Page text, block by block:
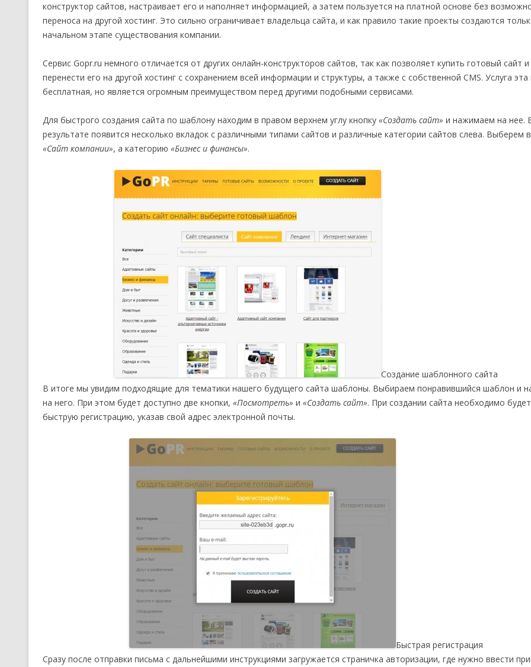
конструктор сайтов, настраивает его и наполняет информацией, а затем пользуется на платной основе без
переноса на другой хостинг. Это сильно ограничивает владельца сайта, и как правило такие проекты создаются
начальном этапе существования компании.
Сервис Gopr.ru немного отличается от других онлайн-конструкторов сайтов, так как позволяет купить готовый сайт и
перенести его на другой хостинг с сохранением всей информации и структуры, а также с собственной CMS. Услуга эта
бесплатная, но является огромным преимуществом перед другими подобными сервисами.
Для быстрого создания сайта по шаблону находим в правом верхнем углу кнопку «Создать сайт» и нажимаем на нее.
результате появится несколько вкладок с различными типами сайтов и различные категории сайтов слева. Выберем
«Сайт компании», а категорию «Бизнес и финансы».
Создание шаблонного сайта
В итоге мы увидим подходящие для тематики нашего будущего сайта шаблоны. Выбираем понравившийся шаблон и
на него. При этом будет доступно две кнопки, «Посмотреть» и «Создать сайт». При создании сайта необходимо
быструю регистрацию, указав свой адрес электронной почты.
Быстрая регистрация
Сразу после отправки письма с дальнейшими инструкциями загружается страничка авторизации, где нужно ввести